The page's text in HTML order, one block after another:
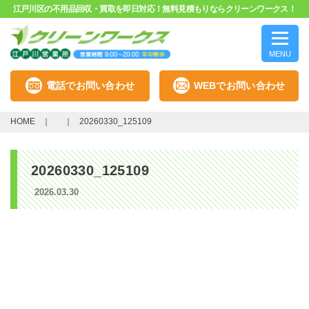
江戸川区の不用品回収・買取を即日対応！無料見積もりならクリーンワークス！
MENU
電話でお問い合わせ WEBでお問い合わせ
HOME 20260330_125109
20260330_125109
2026.03.30